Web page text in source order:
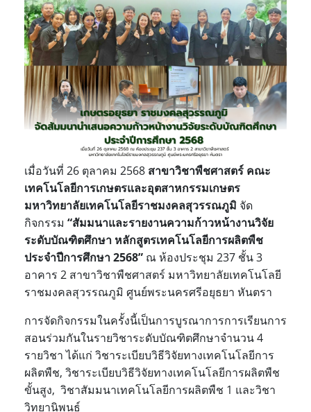
เมื่อวันที่ 26 ตุลาคม 2568 สาขาวิชาพืชศาสตร์ คณะ
เทคโนโลยีการเกษตรและอุตสาหกรรมเกษตร
มหาวิทยาลัยเทคโนโลยีราชมงคลสุวรรณภูมิ จัด
กิจกรรม “สัมมนาและรายงานความก้าวหน้างานวิจัย
ระดับบัณฑิตศึกษา หลักสูตรเทคโนโลยีการผลิตพืช
ประจำปีการศึกษา2568” ณ ห้องประชุม 237 ชั้น 3
อาคาร 2 สาขาวิชาพืชศาสตร์ มหาวิทยาลัยเทคโนโลยี
ราชมงคลสุวรรณภูมิ ศูนย์พระนครศรีอยุธยา หันตรา
การจัดกิจกรรมในครั้งนี้เป็นการบูรณาการการเรียนการ
สอนร่วมกันในรายวิชาระดับบัณฑิตศึกษาจำนวน 4
รายวิชา ได้แก่ วิชาระเบียบวิธีวิจัยทางเทคโนโลยีการ
ผลิตพืช, วิชาระเบียบวิธีวิจัยทางเทคโนโลยีการผลิตพืช
ขั้นสูง, วิชาสัมมนาเทคโนโลยีการผลิตพืช 1 และวิชา
วิทยานิพนธ์